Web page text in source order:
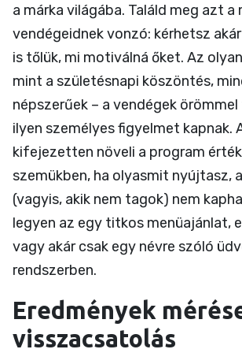
a márka világába. Találd meg azt a
vendégeidnek vonzó: kérhetsz
is tőlük, mi motiválná őket. Az
mint a születésnapi köszöntés,
népszerűek – a vendégek
ilyen személyes figyelmet kapnak.
kifejezetten növeli a program
szemükben, ha olyasmit nyújtasz,
(vagyis, akik nem tagok) nem
legyen az egy titkos menüajánlat,
vagy akár csak egy névre szóló
rendszerben.
Eredmények
visszacsatolás